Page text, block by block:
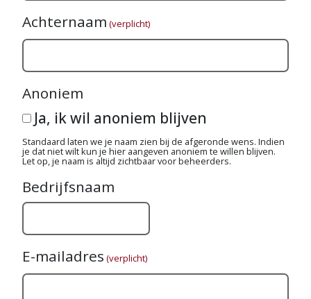
Achternaam (verplicht)
Anoniem
Ja, ik wil anoniem blijven
Standaard laten we je naam zien bij de afgeronde wens. Indien
je dat niet wilt kun je hier aangeven anoniem te willen blijven.
Let op, je naam is altijd zichtbaar voor beheerders.
Bedrijfsnaam
E-mailadres (verplicht)